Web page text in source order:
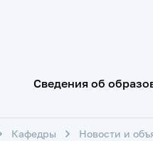
Сведения об
Кафедры Новости и